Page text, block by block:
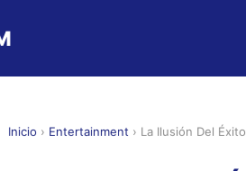
Inicio › Entertainment › La Ilusión Del